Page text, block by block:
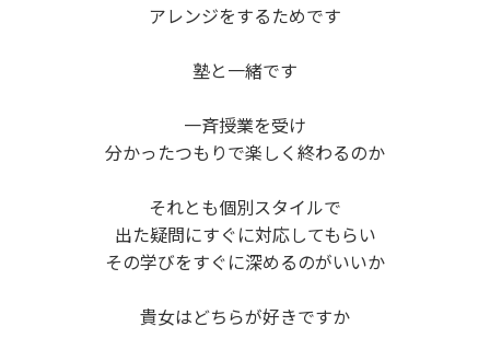
アレンジをするためです
塾と一緒です
一斉授業を受け
分かったつもりで楽しく終わるのか
それとも個別スタイルで
出た疑問にすぐに対応してもらい
その学びをすぐに深めるのがいいか
貴女はどちらが好きですか